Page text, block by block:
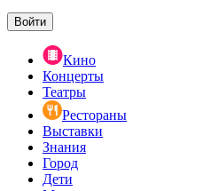
Войти
Кино
Концерты
Театры
Рестораны
Выставки
Знания
Город
Дети